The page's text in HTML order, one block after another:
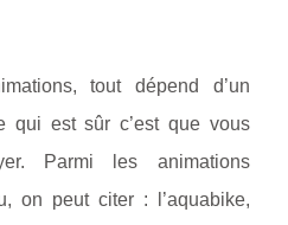
tout dépend d’un
qui est sûr c’est que vous
Parmi les animations
on peut citer : l’aquabike,